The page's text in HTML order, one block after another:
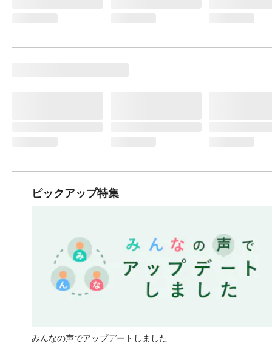
ピックアップ特集
みんなの声でアップデートしました